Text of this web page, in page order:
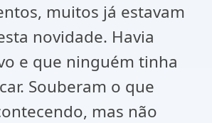
muitos já estavam
novidade. Havia
e que ninguém tinha
Souberam o que
mas não